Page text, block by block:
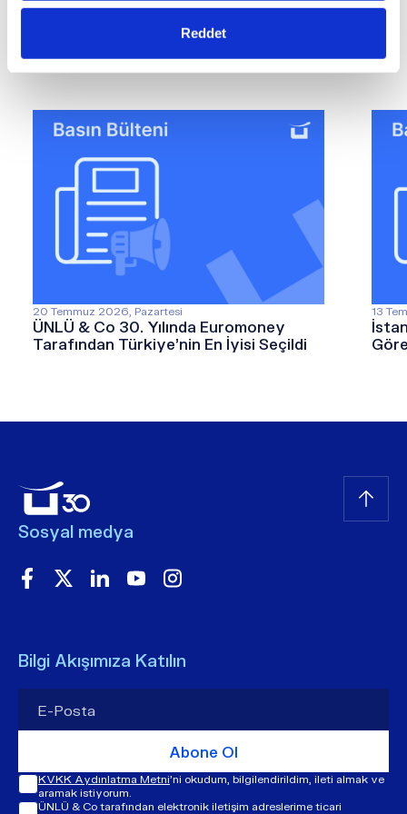
Reddet
20 Temmuz 2026, Pazartesi
ÜNLÜ & Co 30. Yılında Euromoney
Tarafından Türkiye’nin En İyisi Seçildi
13
Sosyal medya
Bilgi Akışımıza Katılın
Abone Ol
ÜNLÜ & Co tarafından elektronik iletişim adreslerime ticari
KVKK Aydınlatma Metni'ni okudum, bilgilendirildim, ileti almak ve
aramak istiyorum.